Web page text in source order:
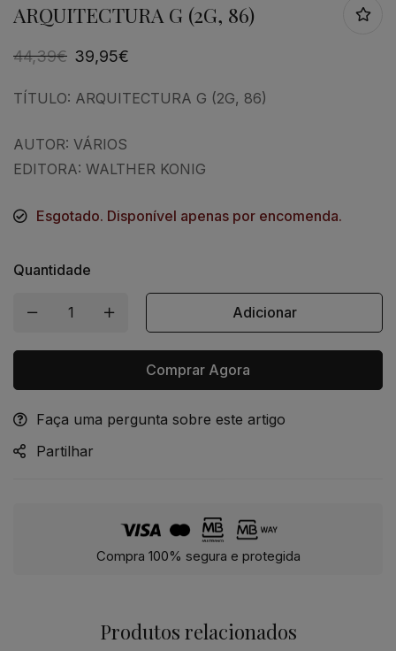
ARQUITECTURA G (2G, 86)
44,39€ 39,95€
TÍTULO: ARQUITECTURA G (2G, 86)
AUTOR: VÁRIOS
EDITORA: WALTHER KONIG
Esgotado. Disponível apenas por encomenda.
Quantidade
Adicionar
Comprar Agora
Alternative:
Faça uma pergunta sobre este artigo
Partilhar
Compra 100% segura e protegida
Produtos relacionados